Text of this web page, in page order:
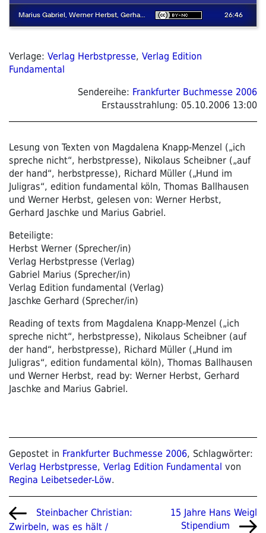
Verlage: Verlag Herbstpresse, Verlag Edition
Fundamental
Sendereihe: Frankfurter Buchmesse 2006
Erstausstrahlung: 05.10.2006 13:00
Lesung von Texten von Magdalena Knapp-Menzel („ich
spreche nicht“, herbstpresse), Nikolaus Scheibner („auf
der hand“, herbstpresse), Richard Müller („Hund im
Juligras“, edition fundamental köln, Thomas Ballhausen
und Werner Herbst, gelesen von: Werner Herbst,
Gerhard Jaschke und Marius Gabriel.
Beteiligte:
Herbst Werner (Sprecher/in)
Verlag Herbstpresse (Verlag)
Gabriel Marius (Sprecher/in)
Verlag Edition fundamental (Verlag)
Jaschke Gerhard (Sprecher/in)
Reading of texts from Magdalena Knapp-Menzel („ich
spreche nicht“, herbstpresse), Nikolaus Scheibner (auf
der hand“, herbstpresse), Richard Müller („Hund im
Juligras“, edition fundamental köln), Thomas Ballhausen
und Werner Herbst, read by: Werner Herbst, Gerhard
Jaschke and Marius Gabriel.
Gepostet in Frankfurter Buchmesse 2006, Schlagwörter:
Verlag Herbstpresse, Verlag Edition Fundamental von
Regina Leibetseder-Löw.
Beitragsnavigation
Vorheriger
Beitrag
Steinbacher Christian:
Zwirbeln, was es hält /
Nächster
Beitrag
15 Jahre Hans Weigl
Stipendium